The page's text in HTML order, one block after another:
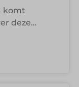
komt
deze
namelijk